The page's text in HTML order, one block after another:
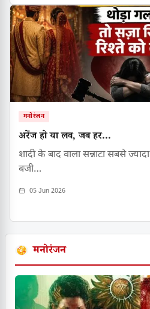
मनोरंजन
अरेंज हो या लव, जब हर...
शादी के बाद वाला सन्नाटा सबसे
बजी…
05 Jun 2026
मनोरंजन